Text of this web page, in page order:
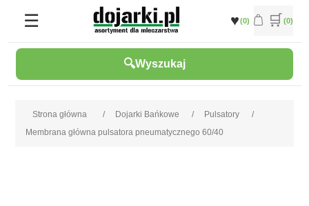
(0) (0)
Wyszukaj
Strona główna / Dojarki Bańkowe / Pulsatory
/
Membrana główna pulsatora pneumatycznego 60/40